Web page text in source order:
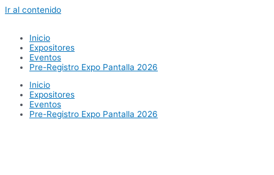
Ir al contenido
Inicio
Expositores
Eventos
Pre-Registro Expo Pantalla 2026
Inicio
Expositores
Eventos
Pre-Registro Expo Pantalla 2026